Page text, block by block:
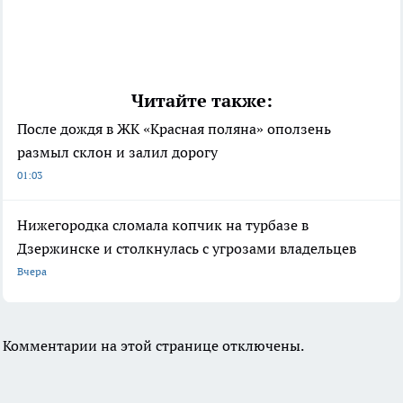
Читайте также:
После дождя в ЖК «Красная поляна» оползень
размыл склон и залил дорогу
01:03
Нижегородка сломала копчик на турбазе в
Дзержинске и столкнулась с угрозами владельцев
Вчера
Комментарии на этой странице отключены.